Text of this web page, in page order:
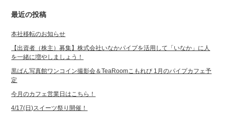
最近の投稿
本社移転のお知らせ
【出資者（株主）募集】株式会社いなかパイプを活用して「いなか」に人
を一緒に増やしましょう！
黒ばん写真館ワンコイン撮影会＆TeaRoomこもれび 1月のパイプカフェ予
定
今月のカフェ営業日はこちら！
4/17(日)スイーツ祭り開催！